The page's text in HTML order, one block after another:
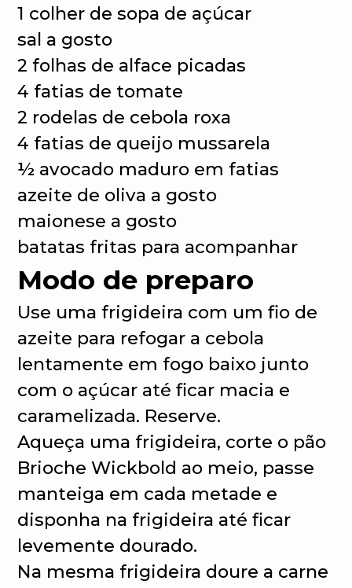
1 colher de sopa de açúcar
sal a gosto
2 folhas de alface picadas
4 fatias de tomate
2 rodelas de cebola roxa
4 fatias de queijo mussarela
½ avocado maduro em fatias
azeite de oliva a gosto
maionese a gosto
batatas fritas para acompanhar
Modo de preparo
Use uma frigideira com um fio de
azeite para refogar a cebola
lentamente em fogo baixo junto
com o açúcar até ficar macia e
caramelizada. Reserve.
Aqueça uma frigideira, corte o pão
Brioche Wickbold ao meio, passe
manteiga em cada metade e
disponha na frigideira até ficar
levemente dourado.
Na mesma frigideira doure a carne